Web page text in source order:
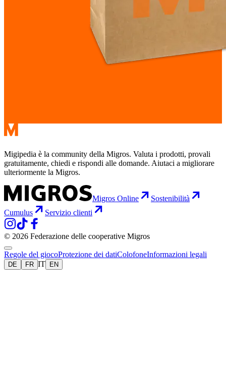
Migipedia è la community della Migros. Valuta i prodotti, provali
gratuitamente, chiedi e rispondi alle domande. Aiutaci a migliorare
ulteriormente la Migros.
Migros Online
Sostenibilità
Cumulus
Servizio clienti
© 2026 Federazione delle cooperative Migros
Regole del giocoProtezione dei datiColofoneInformazioni legali
DE FR IT EN